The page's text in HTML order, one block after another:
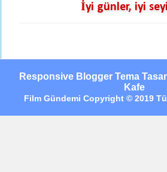
İyi günler, iyi
Responsive Blogger Tema
Kafe
Film Gündemi Copyright © 2019